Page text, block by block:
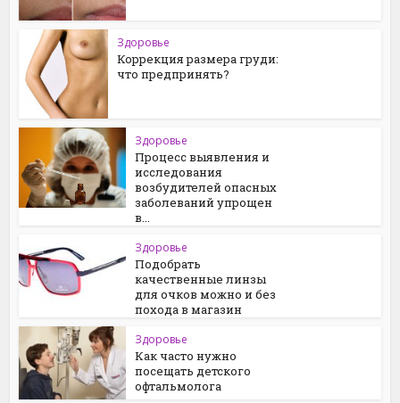
Здоровье
Коррекция размера груди:
что предпринять?
Здоровье
Процесс выявления и
исследования
возбудителей опасных
заболеваний упрощен
в...
Здоровье
Подобрать
качественные линзы
для очков можно и без
похода в магазин
Здоровье
Как часто нужно
посещать детского
офтальмолога